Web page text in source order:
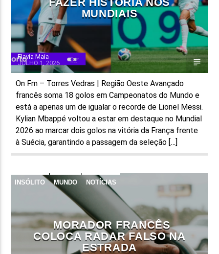
ON FM
MUNDIAIS
Flavia Maia
JULHO 1, 2026
On Fm – Torres Vedras | Região Oeste Avançado
francês soma 18 golos em Campeonatos do Mundo e
está a apenas um de igualar o recorde de Lionel Messi.
Kylian Mbappé voltou a estar em destaque no Mundial
2026 ao marcar dois golos na vitória da França frente
à Suécia, garantindo a passagem da seleção […]
INSÓLITO MUNDO NOTÍCIAS
MORADOR FRANCÊS
COLOCA RADAR FALSO NA
ESTRADA